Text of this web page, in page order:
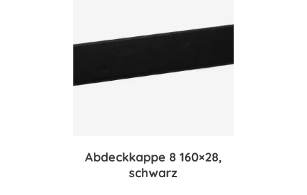
Abdeckkappe 8 160×28,
schwarz